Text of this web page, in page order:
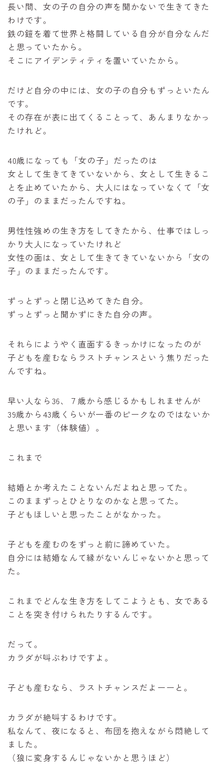
長い間、女の子の自分の声を聞かないで生きてきた
わけです。
鉄の鎧を着て世界と格闘している自分が自分なんだ
と思っていたから。
そこにアイデンティティを置いていたから。
だけど自分の中には、女の子の自分もずっといたん
です。
その存在が表に出てくることって、あんまりなかっ
たけれど。
40歳になっても「女の子」だったのは
女として生きてきていないから、女として生きるこ
とを止めていたから、大人にはなっていなくて「女
の子」のままだったんですね。
男性性強めの生き方をしてきたから、仕事ではしっ
かり大人になっていたけれど
女性の面は、女として生きてきていないから「女の
子」のままだったんです。
ずっとずっと閉じ込めてきた自分。
ずっとずっと聞かずにきた自分の声。
それらにようやく直面するきっかけになったのが
子どもを産むならラストチャンスという焦りだった
んですね。
早い人なら36、７歳から感じるかもしれませんが
39歳から43歳くらいが一番のピークなのではないか
と思います（体験値）。
これまで
結婚とか考えたことないんだよねと思ってた。
このままずっとひとりなのかなと思ってた。
子どもほしいと思ったことがなかった。
子どもを産むのをずっと前に諦めていた。
自分には結婚なんて縁がないんじゃないかと思って
た。
これまでどんな生き方をしてこようとも、女である
ことを突き付けられたりするんです。
だって。
カラダが叫ぶわけですよ。
子ども産むなら、ラストチャンスだよーーと。
カラダが絶叫するわけです。
私なんて、夜になると、布団を抱えながら悶絶して
ました。
（狼に変身するんじゃないかと思うほど）